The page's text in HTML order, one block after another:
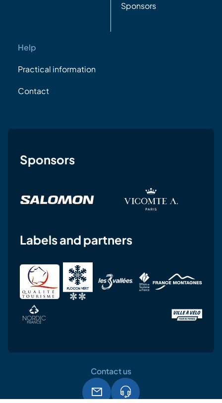
Sponsors
Help
Practical information
Contact
Sponsors
Labels and partners
Contact us